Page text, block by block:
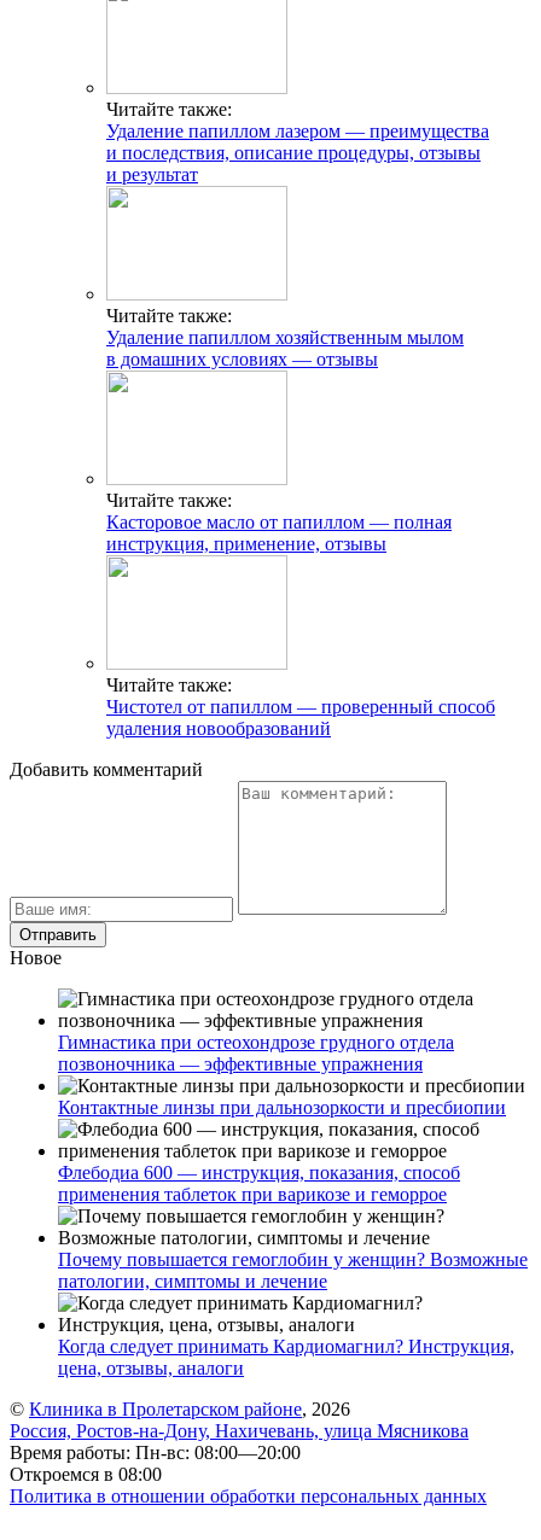
Читайте также:
Удаление папиллом лазером — преимущества
и последствия, описание процедуры, отзывы
и результат
Читайте также:
Удаление папиллом хозяйственным мылом
в домашних условиях — отзывы
Читайте также:
Касторовое масло от папиллом — полная
инструкция, применение, отзывы
Читайте также:
Чистотел от папиллом — проверенный способ
удаления новообразований
Добавить комментарий
Новое
Гимнастика при остеохондрозе грудного отдела
позвоночника — эффективные упражнения
Контактные линзы при дальнозоркости и пресбиопии
Флебодиа 600 — инструкция, показания, способ
применения таблеток при варикозе и геморрое
Почему повышается гемоглобин у женщин? Возможные
патологии, симптомы и лечение
Когда следует принимать Кардиомагнил? Инструкция,
цена, отзывы, аналоги
© Клиника в Пролетарском районе, 2026
Россия, Ростов-на-Дону, Нахичевань, улица Мясникова
Время работы: Пн-вс: 08:00—20:00
Откроемся в 08:00
Политика в отношении обработки персональных данных